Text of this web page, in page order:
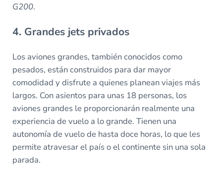
G200.
4. Grandes jets privados
Los aviones grandes, también conocidos como
pesados, están construidos para dar mayor
comodidad y disfrute a quienes planean viajes más
largos. Con asientos para unas 18 personas, los
aviones grandes le proporcionarán realmente una
experiencia de vuelo a lo grande. Tienen una
autonomía de vuelo de hasta doce horas, lo que les
permite atravesar el país o el continente sin una sola
parada.